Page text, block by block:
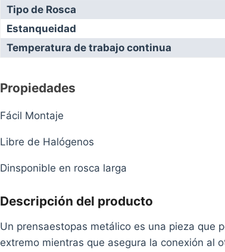
Tipo de Rosca
Estanqueidad
Temperatura de trabajo continua
Propiedades
Fácil Montaje
Libre de Halógenos
Dinsponible en rosca larga
Descripción del producto
Un prensaestopas metálico es una pieza que
extremo mientras que asegura la conexión al